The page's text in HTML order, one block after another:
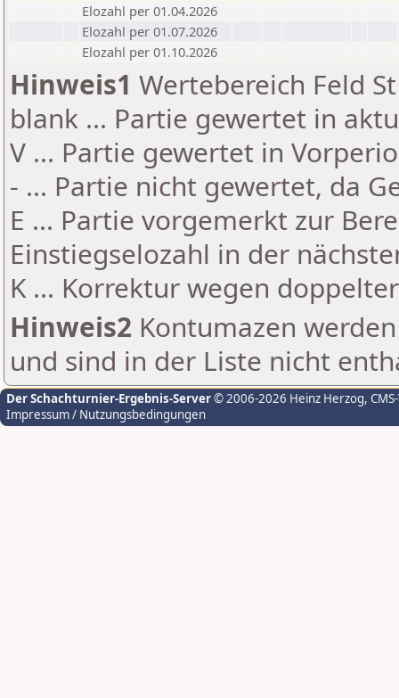
Elozahl per 01.04.2026
Elozahl per 01.07.2026
Elozahl per 01.10.2026
Hinweis1 Wertebereich Feld
blank ... Partie gewertet in
V ... Partie gewertet in
- ... Partie nicht gewertet, da
E ... Partie vorgemerkt zur
Einstiegselozahl in der
K ... Korrektur wegen
Hinweis2 Kontumazen
und sind in der Liste nicht
Der Schachturnier-Ergebnis-Server© 2006-2026 Heinz Herzog,
Impressum / Nutzungsbedingungen